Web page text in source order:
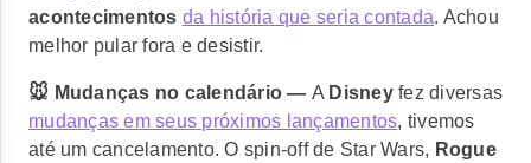
acontecimentos da história que seria contada. Achou
melhor pular fora e desistir.
🐭 Mudanças no calendário — A Disney fez diversas
mudanças em seus próximos lançamentos, tivemos
até um cancelamento. O spin-off de Star Wars, Rogue